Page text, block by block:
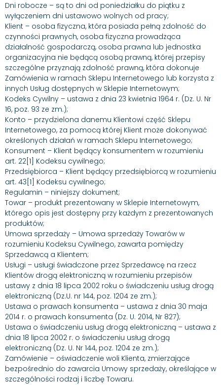
Dni robocze – są to dni od poniedziałku do piątku z
wyłączeniem dni ustawowo wolnych od pracy;
Klient – osoba fizyczna, która posiada pełną zdolność do
czynności prawnych, osoba fizyczna prowadząca
działalność gospodarczą, osoba prawna lub jednostka
organizacyjna nie będącą osobą prawną, której przepisy
szczególne przyznają zdolność prawną, która dokonuje
Zamówienia w ramach Sklepu Internetowego lub korzysta z
innych Usług dostępnych w Sklepie Internetowym;
Kodeks Cywilny – ustawa z dnia 23 kwietnia 1964 r. (Dz. U. Nr
16, poz. 93 ze zm.);
Konto – przydzielona danemu Klientowi część Sklepu
Internetowego, za pomocą której Klient może dokonywać
określonych działań w ramach Sklepu Internetowego;
Konsument – Klient będący konsumentem w rozumieniu
art. 22[1] Kodeksu cywilnego;
Przedsiębiorca – Klient będący przedsiębiorcą w rozumieniu
art. 43[1] Kodeksu cywilnego;
Regulamin – niniejszy dokument;
Towar – produkt prezentowany w Sklepie Internetowym,
którego opis jest dostępny przy każdym z prezentowanych
produktów;
Umowa sprzedaży – Umowa sprzedaży Towarów w
rozumieniu Kodeksu Cywilnego, zawarta pomiędzy
Sprzedawcą a Klientem;
Usługi – usługi świadczone przez Sprzedawcę na rzecz
Klientów drogą elektroniczną w rozumieniu przepisów
ustawy z dnia 18 lipca 2002 roku o świadczeniu usług drogą
elektroniczną (Dz.U. nr 144, poz. 1204 ze zm.);
Ustawa o prawach konsumenta – ustawa z dnia 30 maja
2014 r. o prawach konsumenta (Dz. U. 2014, Nr 827);
Ustawa o świadczeniu usług drogą elektroniczną – ustawa z
dnia 18 lipca 2002 r. o świadczeniu usług drogą
elektroniczną (Dz. U. Nr 144, poz. 1204 ze zm.);
Zamówienie – oświadczenie woli Klienta, zmierzające
bezpośrednio do zawarcia Umowy sprzedaży, określające w
szczególności rodzaj i liczbę Towaru.